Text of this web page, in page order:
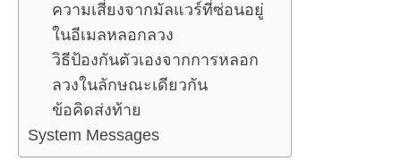
ความเสี่ยงจากมัลแวร์ที่ซ่อนอยู่
ในอีเมลหลอกลวง
วิธีป้องกันตัวเองจากการหลอก
ลวงในลักษณะเดียวกัน
ข้อคิดส่งท้าย
System Messages